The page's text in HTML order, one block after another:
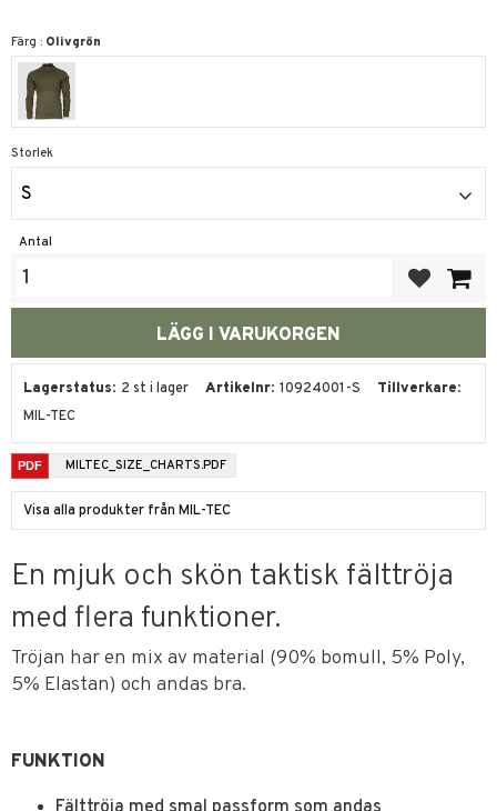
Färg : Olivgrön
Storlek
S
Antal
Lagerstatus 2 st i lager Artikelnr 10924001-S
Tillverkare
MIL-TEC
MILTEC_SIZE_CHARTS.PDF
Visa alla produkter från MIL-TEC
En mjuk och skön taktisk fälttröja
med flera funktioner.
Tröjan har en mix av material (90% bomull, 5% Poly,
5% Elastan) och andas bra.
FUNKTION